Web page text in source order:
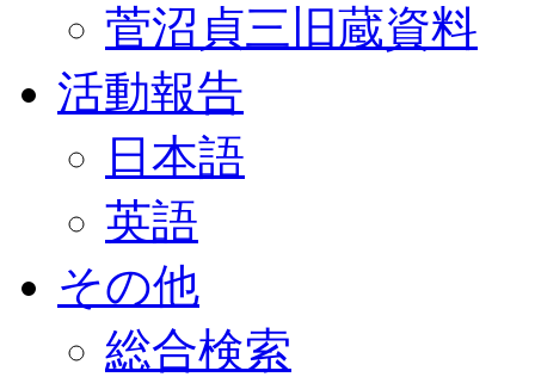
菅沼貞三旧蔵資料
活動報告
日本語
英語
その他
総合検索